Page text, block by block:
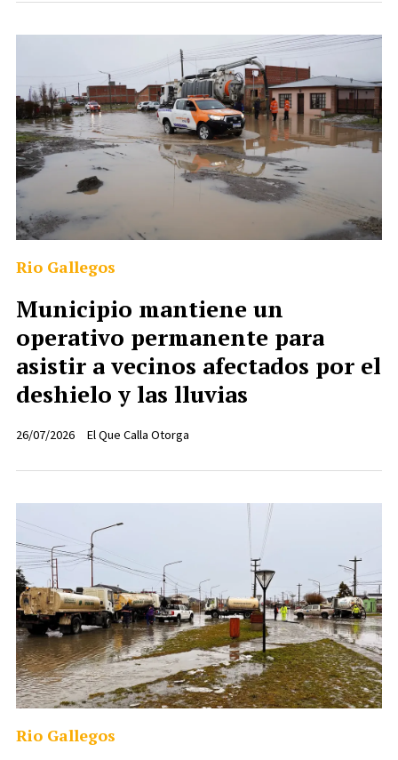
Municipio mantiene un
operativo permanente para
asistir a vecinos afectados por el
deshielo y las lluvias
El Que Calla Otorga
Rio Gallegos
26/07/2026
Rio Gallegos